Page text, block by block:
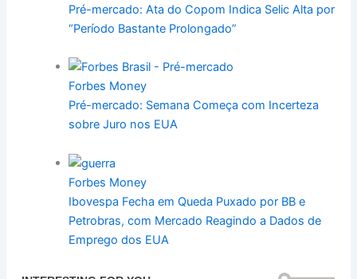
Pré-mercado: Ata do Copom Indica Selic Alta por
“Período Bastante Prolongado”
Forbes Money
Pré-mercado: Semana Começa com Incerteza
sobre Juro nos EUA
Forbes Money
Ibovespa Fecha em Queda Puxado por BB e
Petrobras, com Mercado Reagindo a Dados de
Emprego dos EUA